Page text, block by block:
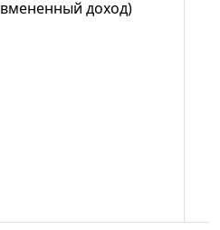
вмененный доход)